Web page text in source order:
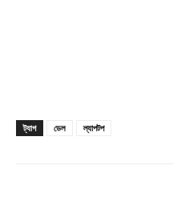
ট্যাগ ডেল ল্যাপটপ